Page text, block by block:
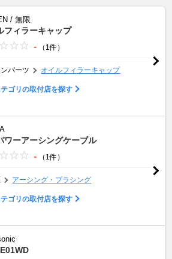
/ 無限
フィラーキャップ
- （1件）
パーツ オイルフィラーキャップ
ゴリの取付店を探す
ワーアーシングケーブル
- （1件）
アーシング・プラシング
ゴリの取付店を探す